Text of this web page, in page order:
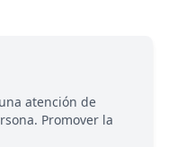
atención de
Promover la